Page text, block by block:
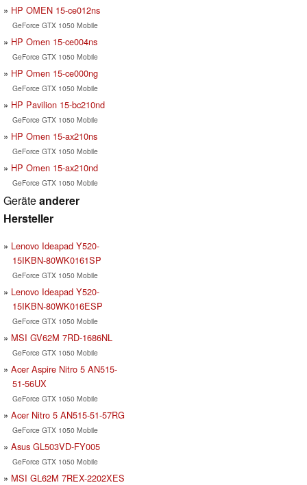
HP OMEN 15-ce012ns
GeForce GTX 1050 Mobile
HP Omen 15-ce004ns
GeForce GTX 1050 Mobile
HP Omen 15-ce000ng
GeForce GTX 1050 Mobile
HP Pavilion 15-bc210nd
GeForce GTX 1050 Mobile
HP Omen 15-ax210ns
GeForce GTX 1050 Mobile
HP Omen 15-ax210nd
GeForce GTX 1050 Mobile
Geräteanderer
Hersteller
Lenovo Ideapad Y520-
15IKBN-80WK0161SP
GeForce GTX 1050 Mobile
Lenovo Ideapad Y520-
15IKBN-80WK016ESP
GeForce GTX 1050 Mobile
MSI GV62M 7RD-1686NL
GeForce GTX 1050 Mobile
Acer Aspire Nitro 5 AN515-
51-56UX
GeForce GTX 1050 Mobile
Acer Nitro 5 AN515-51-57RG
GeForce GTX 1050 Mobile
Asus GL503VD-FY005
GeForce GTX 1050 Mobile
MSI GL62M 7REX-2202XES